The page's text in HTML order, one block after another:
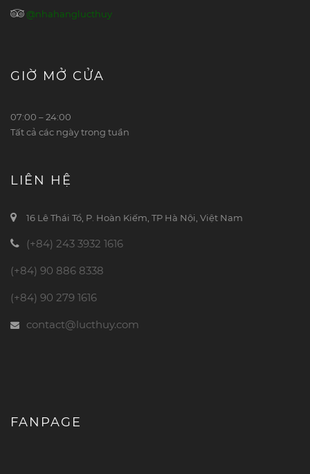
@nhahanglucthuy
GIỜ MỞ CỬA
07:00 – 24:00
Tất cả các ngày trong tuần
LIÊN HỆ
16 Lê Thái Tổ, P. Hoàn Kiếm, TP Hà Nội, Việt Nam
(+84) 243 3932 1616
(+84) 90 886 8338
(+84) 90 279 1616
contact@lucthuy.com
FANPAGE